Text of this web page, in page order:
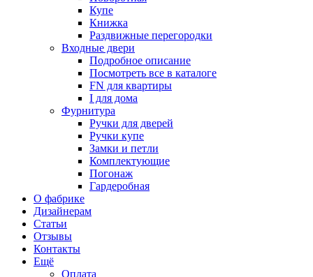
Купе
Книжка
Раздвижные перегородки
Входные двери
Подробное описание
Посмотреть все в каталоге
FN для квартиры
I для дома
Фурнитура
Ручки для дверей
Ручки купе
Замки и петли
Комплектующие
Погонаж
Гардеробная
О фабрике
Дизайнерам
Статьи
Отзывы
Контакты
Ещё
Оплата